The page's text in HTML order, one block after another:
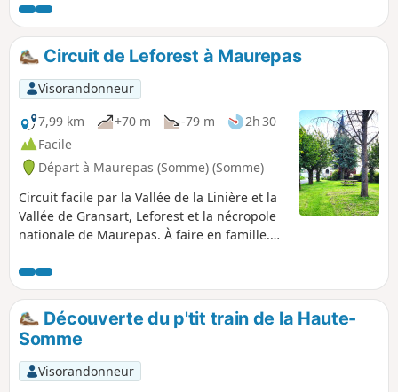
Circuit de Leforest à Maurepas
Visorandonneur
7,99 km
+70 m -79 m
2h 30
Facile
Départ à Maurepas (Somme) (Somme)
Circuit facile par la Vallée de la Linière et la
Vallée de Gransart, Leforest et la nécropole
nationale de Maurepas. À faire en famille.
Découverte du p'tit train de la Haute-
Somme
Visorandonneur